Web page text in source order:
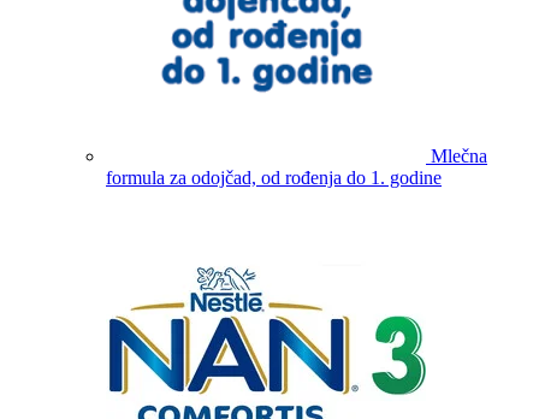
Mlečna
formula za odojčad, od rođenja do 1. godine